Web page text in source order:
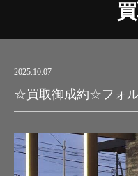
2025.10.07
☆買取御成約☆フォ